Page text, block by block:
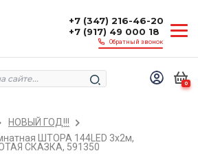
+7 (347) 216-46-20
+7 (917) 49 000 18
Обратный звонок
0
НОВЫЙ ГОД!!!
ШТОРА 144LED 3х2м,
СКАЗКА, 591350